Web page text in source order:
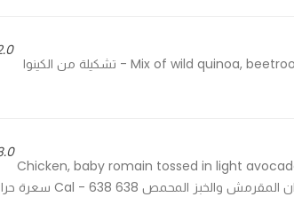
Mix of wild quinoa, beetroot, green apples, cucumber, spring onions, pomegranate, parsley - تشكيلة من الكينوا
Chicken, baby romain tossed in light